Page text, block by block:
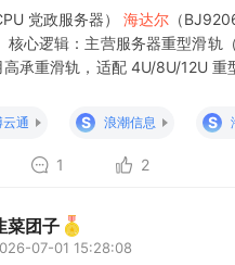
党政服务器） 海达尔 （
核心逻辑：主营服务器重型滑轨
高承重滑轨，适配 4U/8U/12U
通 S 浪潮信息 S
1 2
菜团子
07-01 15:28:08